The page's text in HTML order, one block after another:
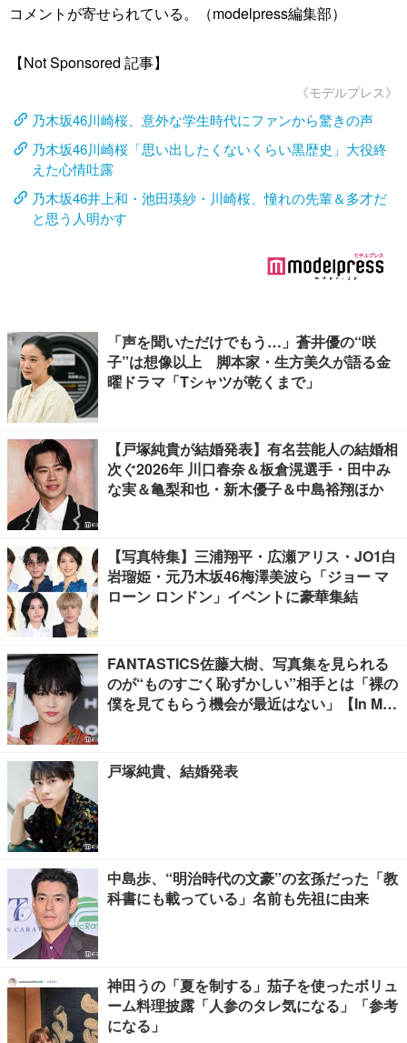
コメントが寄せられている。（modelpress編集部）
【Not Sponsored 記事】
《モデルプレス》
乃木坂46川崎桜、意外な学生時代にファンから驚きの声
乃木坂46川崎桜「思い出したくないくらい黒歴史」大役終
えた心情吐露
乃木坂46井上和・池田瑛紗・川崎桜、憧れの先輩＆多才だ
と思う人明かす
「声を聞いただけでもう…」蒼井優の“咲
子”は想像以上 脚本家・生方美久が語る金
曜ドラマ「Tシャツが乾くまで」
【戸塚純貴が結婚発表】有名芸能人の結婚相
次ぐ2026年 川口春奈＆板倉滉選手・田中み
な実＆亀梨和也・新木優子＆中島裕翔ほか
【写真特集】三浦翔平・広瀬アリス・JO1白
岩瑠姫・元乃木坂46梅澤美波ら「ジョー マ
ローン ロンドン」イベントに豪華集結
FANTASTICS佐藤大樹、写真集を見られる
のが“ものすごく恥ずかしい”相手とは「裸の
僕を見てもらう機会が最近はない」【In Moti
戸塚純貴、結婚発表
中島歩、“明治時代の文豪”の玄孫だった「教
科書にも載っている」名前も先祖に由来
神田うの「夏を制する」茄子を使ったボリュ
ーム料理披露「人参のタレ気になる」「参考
になる」